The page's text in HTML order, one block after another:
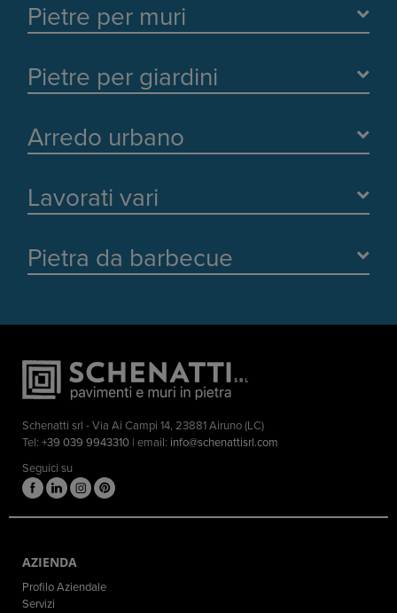
Pietre per muri
Pietre per giardini
Arredo urbano
Lavorati vari
Pietra da barbecue
Schenatti srl - Via Ai Campi 14, 23881 Airuno (LC)
Tel: +39 039 9943310 | email: info@schenattisrl.com
Seguici su
AZIENDA
Profilo Aziendale
Servizi